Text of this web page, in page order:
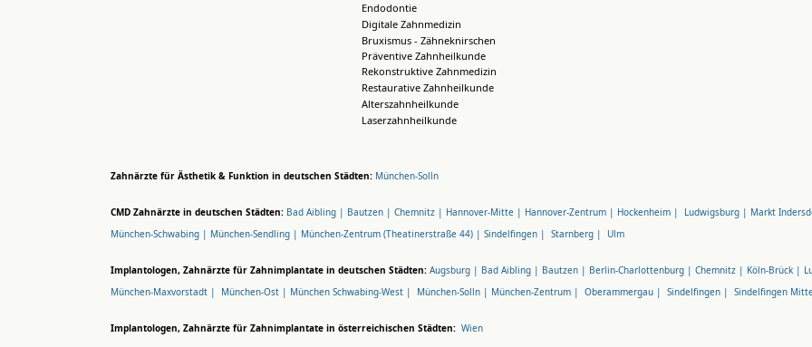
Endodontie
Digitale Zahnmedizin
Bruxismus - Zähneknirschen
Präventive Zahnheilkunde
Rekonstruktive Zahnmedizin
Restaurative Zahnheilkunde
Alterszahnheilkunde
Laserzahnheilkunde
Zahnärzte für Ästhetik & Funktion in deutschen Städten: München-Solln
CMD Zahnärzte in deutschen Städten: Bad Aibling | Bautzen | Chemnitz | Hannover-Mitte | Hannover-Zentrum | Hockenheim | Ludwigsburg | Markt
München-Schwabing | München-Sendling | München-Zentrum (Theatinerstraße 44) | Sindelfingen | Starnberg | Ulm
Implantologen, Zahnärzte für Zahnimplantate in deutschen Städten: Augsburg | Bad Aibling | Bautzen | Berlin-Charlottenburg | Chemnitz | Köln-Brück |
München-Maxvorstadt |
München-Ost | München Schwabing-West | München-Solln | München-Zentrum | Oberammergau | Sindelfingen | Sindelfingen
Implantologen, Zahnärzte für Zahnimplantate in österreichischen Städten: Wien